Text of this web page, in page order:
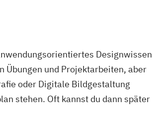
Designwissen
Übungen und Projektarbeiten, aber
oder Digitale Bildgestaltung
stehen. Oft kannst du dann später